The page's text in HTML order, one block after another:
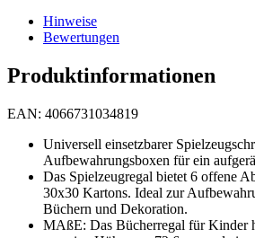
Hinweise
Bewertungen
Produktinformationen
EAN: 4066731034819
Universell einsetzbarer
Aufbewahrungsboxen für ein
Das Spielzeugregal bietet 6 offene
30x30 Kartons. Ideal zur
Büchern und Dekoration.
MAßE: Das Bücherregal für Kinder